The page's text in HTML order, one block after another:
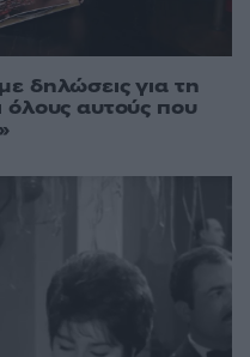
δηλώσεις για τη
όλους αυτούς που